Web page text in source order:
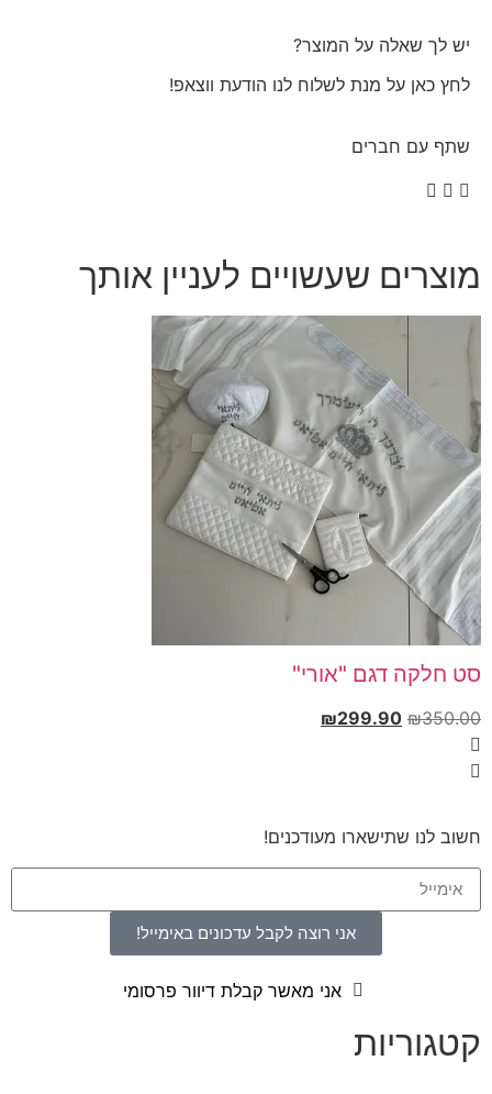
יש לך שאלה על המוצר?
לחץ כאן על מנת לשלוח לנו הודעת ווצאפ!
שתף עם חברים
מוצרים שעשויים לעניין אותך
סט חלקה דגם "אורי"
₪350.00
₪299.90
חשוב לנו שתישארו מעודכנים!
אני רוצה לקבל עדכונים באימייל!
אני מאשר קבלת דיוור פרסומי
קטגוריות